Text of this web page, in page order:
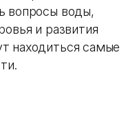
вопросы воды,
и развития
находиться самые